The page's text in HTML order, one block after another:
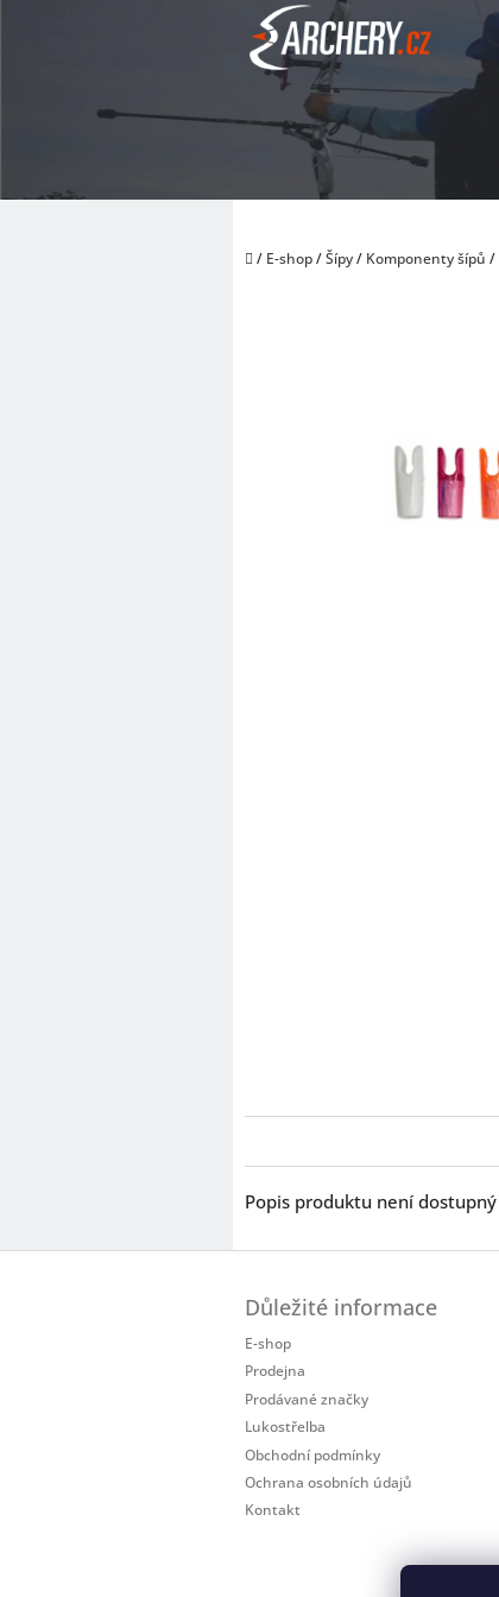
Domů
/ E-shop/Šípy/ Komponenty šípů /
Popis produktu není dostupný
Důležité informace
E-shop
Prodejna
Prodávané značky
Lukostřelba
Obchodní podmínky
Ochrana osobních údajů
Kontakt